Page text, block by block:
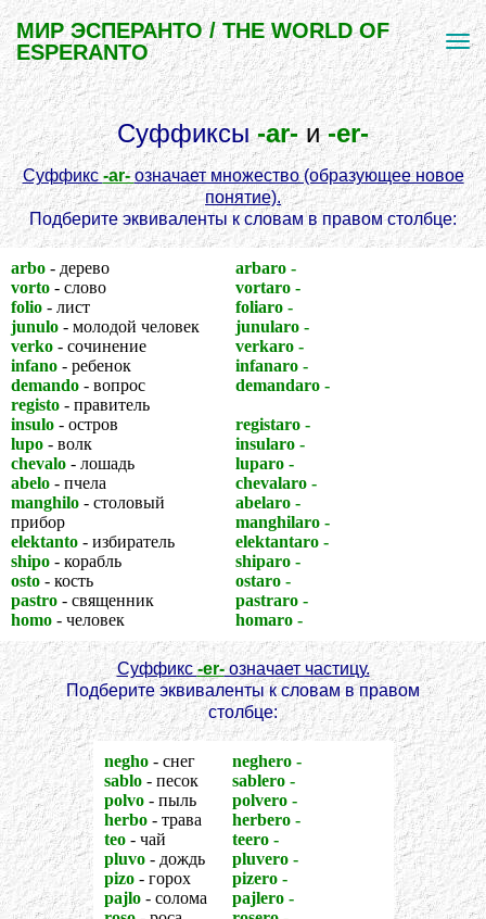
МИР ЭСПЕРАНТО / THE WORLD OF
ESPERANTO
Суффиксы-ar- и-er-
Суффикс -ar-означает множество (образующее новое
понятие).
Подберите эквиваленты к словам в правом столбце:
arbo - дерево
vorto - слово
folio - лист
junulo - молодой человек
verko - сочинение
infano - ребенок
demando - вопрос
registo - правитель
insulo - остров
lupo - волк
chevalo - лошадь
abelo - пчела
manghilo - столовый
прибор
elektanto - избиратель
shipo - корабль
osto - кость
pastro - священник
homo - человек
arbaro -
vortaro -
foliaro -
junularo -
verkaro -
infanaro -
demandaro -
registaro -
insularo -
luparo -
chevalaro -
abelaro -
manghilaro -
elektantaro -
shiparo -
ostaro -
pastraro -
homaro -
Суффикс-er-означает частицу.
Подберите эквиваленты к словам в правом
столбце:
negho- снег
sablo- песок
polvo- пыль
herbo- трава
teo- чай
pluvo- дождь
pizo- горох
pajlo- солома
neghero -
sablero -
polvero -
herbero -
teero -
pluvero -
pizero -
pajlero -